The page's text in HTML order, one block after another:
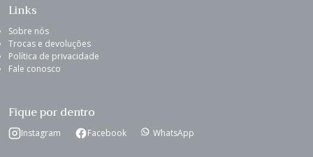
Links
Sobre nós
Trocas e devoluções
Política de privacidade
Fale conosco
Fique por dentro
Instagram Facebook WhatsApp